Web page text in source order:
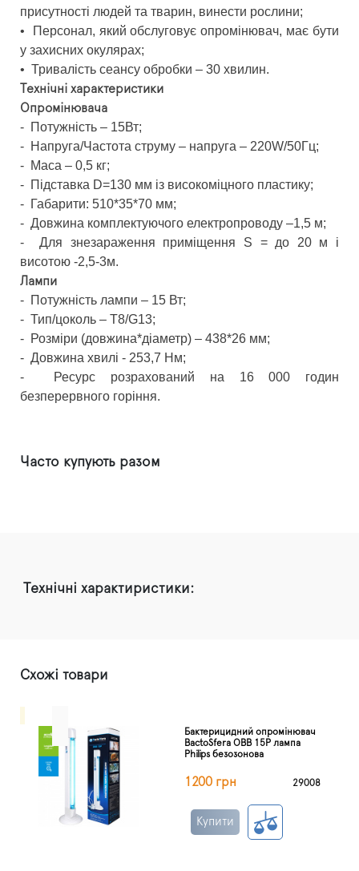
присутності людей та тварин, винести рослини;
•
Персонал, який обслуговує опромінювач, має бути
у захисних окулярах;
• Тривалість сеансу обробки – 30 хвилин.
Технічні характеристики
Опромінювача
- Потужність – 15Вт;
- Напруга/Частота струму – напруга – 220W/50Гц;
- Маса – 0,5 кг;
- Підставка D=130 мм із високоміцного пластику;
- Габарити: 510*35*70 мм;
- Довжина комплектуючого електропроводу –1,5 м;
-
Для знезараження приміщення S = до 20 м і
висотою -2,5-3м.
Лампи
- Потужність лампи – 15 Вт;
- Тип/цоколь – Т8/G13;
- Розміри (довжина*діаметр) – 438*26 мм;
- Довжина хвилі - 253,7 Нм;
-
Ресурс розрахований на 16 000 годин
безперервного горіння.
Часто купують разом
Технічні характиристики:
Схожі товари
Бактерицидний опромінювач
BactoSfera OBB 15P лампа
Philips безозонова
1200 грн 29008
Купити